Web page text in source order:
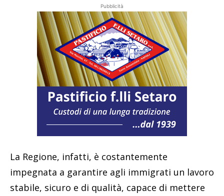
Pubblicità
La Regione, infatti, è costantemente
impegnata a garantire agli immigrati un lavoro
stabile, sicuro e di qualità, capace di mettere